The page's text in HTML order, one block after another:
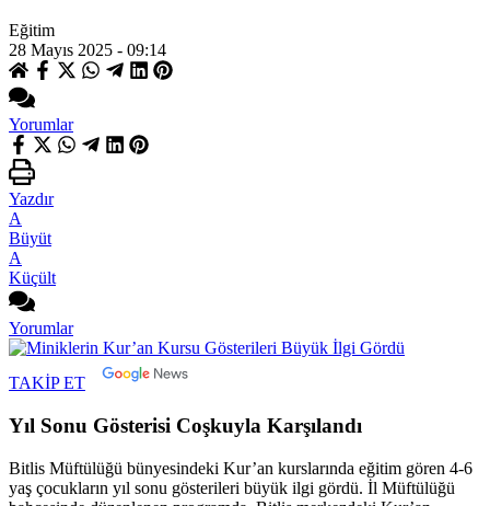
Eğitim
28 Mayıs 2025 - 09:14
Yorumlar
Yazdır
A
Büyüt
A
Küçült
Yorumlar
TAKİP ET
Yıl Sonu Gösterisi Coşkuyla Karşılandı
Bitlis Müftülüğü bünyesindeki Kur’an kurslarında eğitim gören 4-6
yaş çocukların yıl sonu gösterileri büyük ilgi gördü. İl Müftülüğü